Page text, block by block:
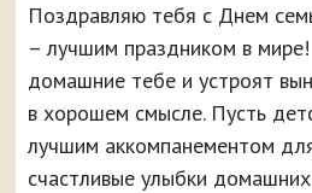
Поздравляю тебя с Днем
– лучшим праздником в
домашние тебе и устроят
в хорошем смысле. Пусть
лучшим аккомпанементом
счастливые улыбки